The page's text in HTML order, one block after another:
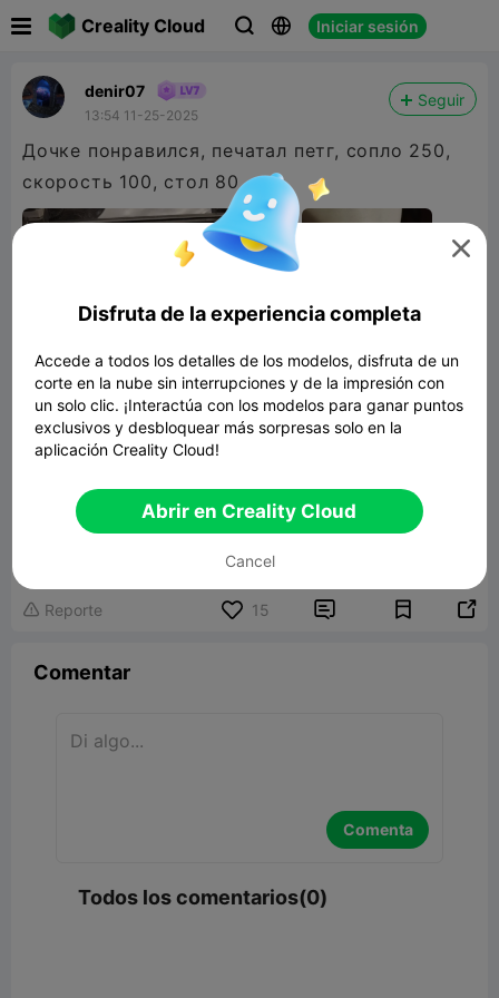
Creality Cloud   Iniciar sesión
denir07
13:54 11-25-2025
Seguir
Дочке понравился, печатал петг, сопло 250,
скорость 100, стол 80
Basic Flexi Silk Bracelets
 Reporte 15  
Comentar
Comenta
Todos los comentarios(0)

Disfruta de la experiencia completa
Accede a todos los detalles de los modelos, disfruta de un
corte en la nube sin interrupciones y de la impresión con
un solo clic. ¡Interactúa con los modelos para ganar puntos
exclusivos y desbloquear más sorpresas solo en la
aplicación Creality Cloud!
Abrir en Creality Cloud
Cancel